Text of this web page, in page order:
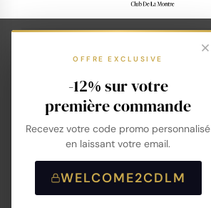
OFFRE EXCLUSIVE
-12% sur votre
première commande
Recevez votre code promo personnalisé
en laissant votre email.
WELCOME2CDLM